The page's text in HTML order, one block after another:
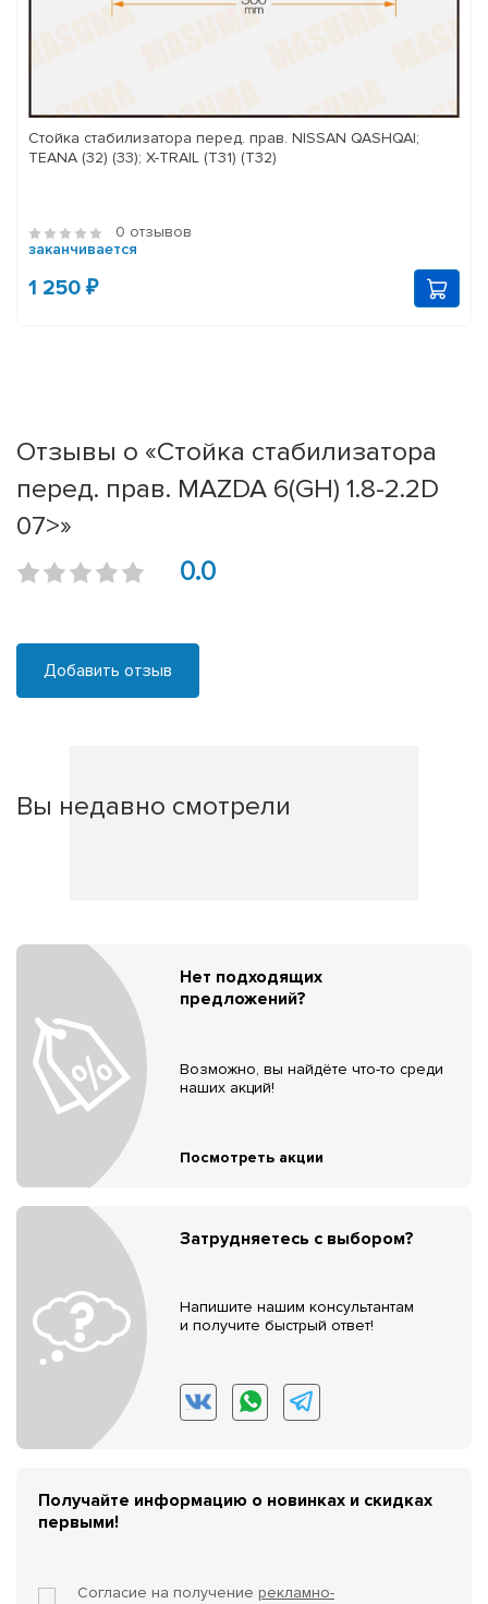
Стойка стабилизатора перед. прав. NISSAN QASHQAI;
TEANA (32) (33); X-TRAIL (T31) (T32)
0 отзывов
заканчивается
1 250 ₽
Отзывы о «Стойка стабилизатора
перед. прав. MAZDA 6(GH) 1.8-2.2D
07>»
0.0
Добавить отзыв
Вы недавно смотрели
Нет подходящих
предложений?
Возможно, вы найдёте что-то среди
наших акций!
Посмотреть акции
Затрудняетесь с выбором?
Напишите нашим консультантам
и получите быстрый ответ!
Получайте информацию о новинках и скидках
первыми!
Согласие на получение рекламно-